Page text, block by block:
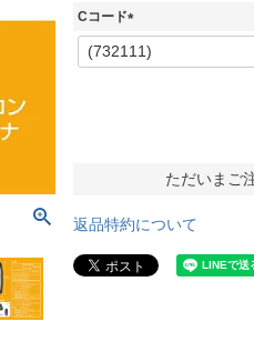
Cコード
(
必
ただいまご
返品特約について